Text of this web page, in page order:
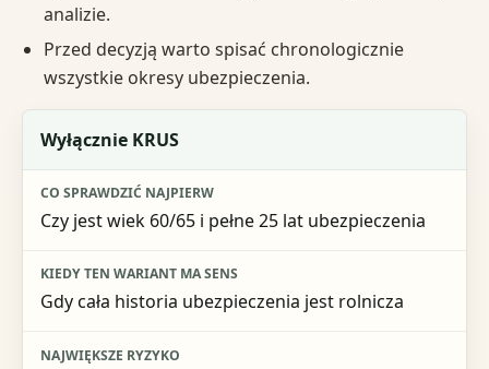
analizie.
Przed decyzją warto spisać chronologicznie
wszystkie okresy ubezpieczenia.
Sytuacja
Co sprawdzić najpierw
Kiedy ten wariant ma sens
Wyłącznie KRUS
Czy jest wiek 60/65 i pełne 25 lat ubezpieczenia
Gdy cała historia ubezpieczenia jest rolnicza